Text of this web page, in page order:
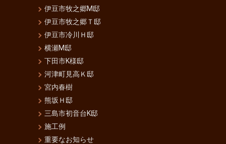
伊豆市牧之郷M邸
伊豆市牧之郷Ｔ邸
伊豆市冷川Ｈ邸
横瀬M邸
下田市K様邸
河津町見高Ｋ邸
宮内春樹
熊坂Ｈ邸
三島市初音台K邸
施工例
重要なお知らせ